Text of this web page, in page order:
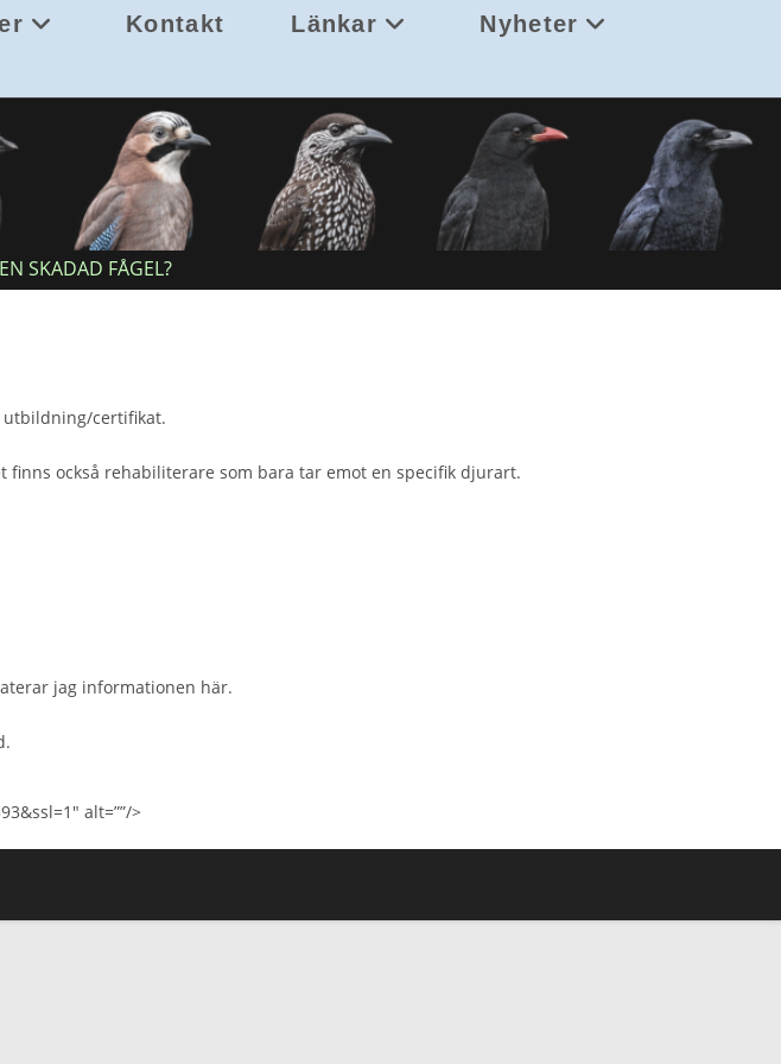
Kontakt Länkar
Nyheter
SKADAD FÅGEL?
utbildning/certifikat.
också rehabiliterare som bara tar emot en specifik djurart.
jag informationen här.
alt=””/>